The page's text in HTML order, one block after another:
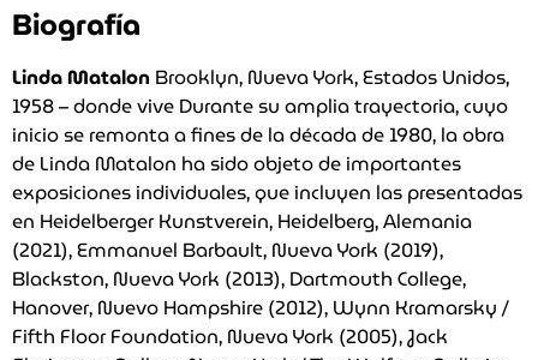
Biografía
Linda Matalon Brooklyn, Nueva York, Estados Unidos,
1958 – donde vive Durante su amplia trayectoria, cuyo
inicio se remonta a fines de la década de 1980, la obra
de Linda Matalon ha sido objeto de importantes
exposiciones individuales, que incluyen las presentadas
en Heidelberger Kunstverein, Heidelberg, Alemania
(2021), Emmanuel Barbault, Nueva York (2019),
Blackston, Nueva York (2013), Dartmouth College,
Hanover, Nuevo Hampshire (2012), Wynn Kramarsky /
Fifth Floor Foundation, Nueva York (2005), Jack